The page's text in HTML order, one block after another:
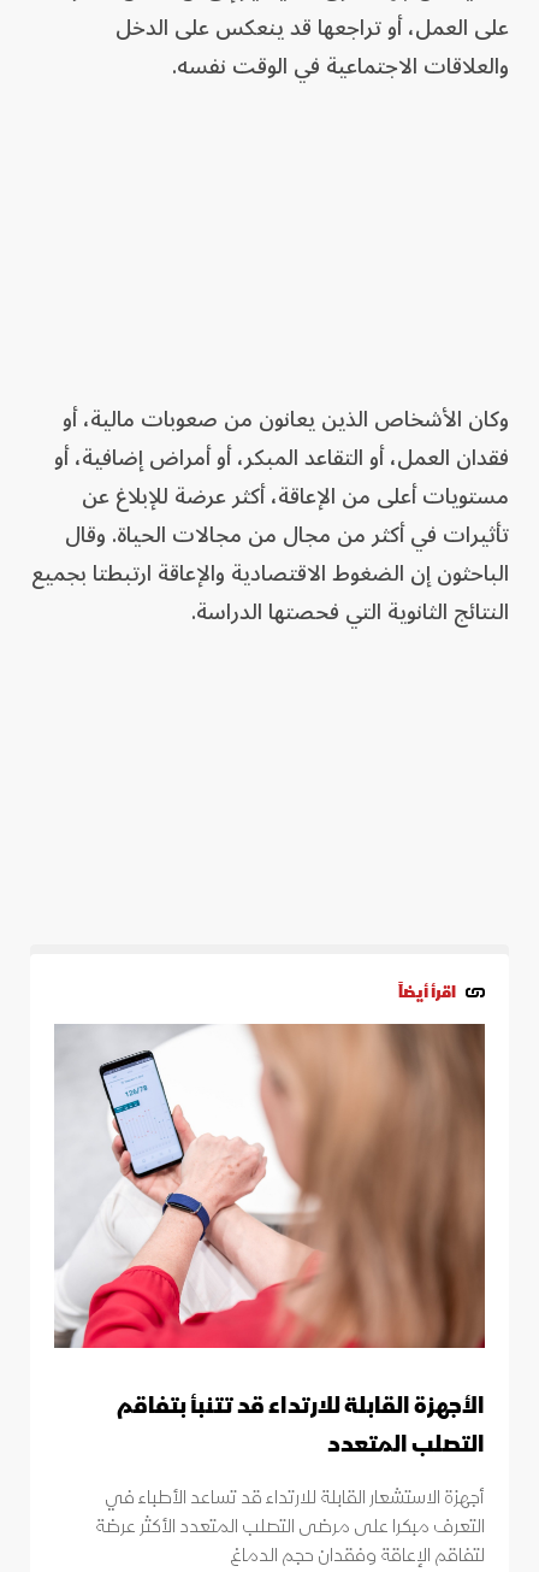
على العمل، أو تراجعها قد ينعكس على الدخل
والعلاقات الاجتماعية في الوقت نفسه.
وكان الأشخاص الذين يعانون من صعوبات مالية، أو
فقدان العمل، أو التقاعد المبكر، أو أمراض إضافية، أو
مستويات أعلى من الإعاقة، أكثر عرضة للإبلاغ عن
تأثيرات في أكثر من مجال من مجالات الحياة. وقال
الباحثون إن الضغوط الاقتصادية والإعاقة ارتبطتا بجميع
النتائج الثانوية التي فحصتها الدراسة.
اقرأ أيضاً
الأجهزة القابلة للارتداء قد تتنبأ بتفاقم
التصلب المتعدد
أجهزة الاستشعار القابلة للارتداء قد تساعد الأطباء في
التعرف مبكرا على مرضى التصلب المتعدد الأكثر عرضة
لتفاقم الإعاقة وفقدان حجم الدماغ